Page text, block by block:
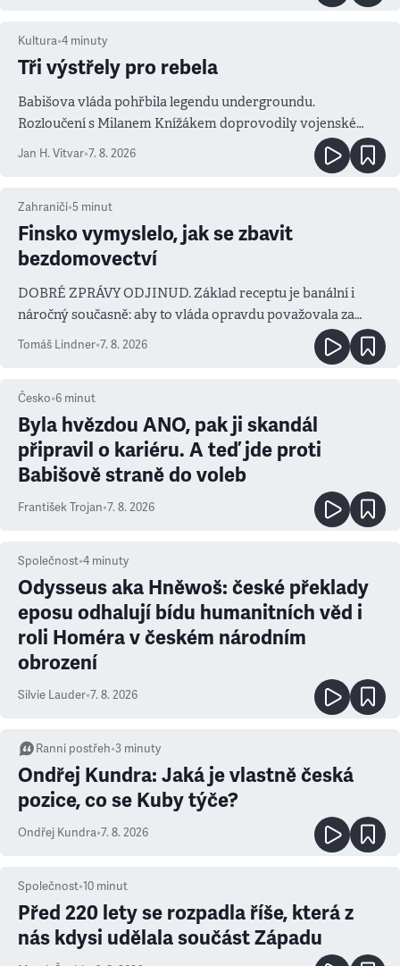
Kultura•4 minuty
Tři výstřely pro rebela
Babišova vláda pohřbila legendu undergroundu.
Rozloučení s Milanem Knížákem doprovodily vojenské
salvy i kritika pokrokářů
Jan H. Vitvar•7. 8. 2026
Zahraničí•5 minut
Finsko vymyslelo, jak se zbavit
bezdomovectví
DOBRÉ ZPRÁVY ODJINUD. Základ receptu je banální i
náročný současně: aby to vláda opravdu považovala za
prioritu
Tomáš Lindner•7. 8. 2026
Česko•6 minut
Byla hvězdou ANO, pak ji skandál
připravil o kariéru. A teď jde proti
Babišově straně do voleb
František Trojan•7. 8. 2026
Společnost•4 minuty
Odysseus aka Hněwoš: české překlady
eposu odhalují bídu humanitních věd i
roli Homéra v českém národním
obrození
Silvie Lauder•7. 8. 2026
Ranní postřeh•3 minuty
Ondřej Kundra: Jaká je vlastně česká
pozice, co se Kuby týče?
Ondřej Kundra•7. 8. 2026
Společnost•10 minut
Před 220 lety se rozpadla říše, která z
nás kdysi udělala součást Západu